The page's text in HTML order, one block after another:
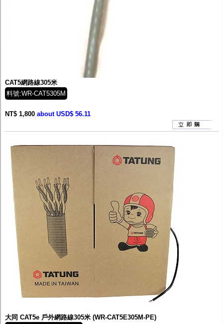
CAT5網路線305米
料號:WR-CAT5305M
NT$ 1,800 about USD$ 56.11
大同 CAT5e 戶外網路線305米 (WR-CAT5E305M-PE)